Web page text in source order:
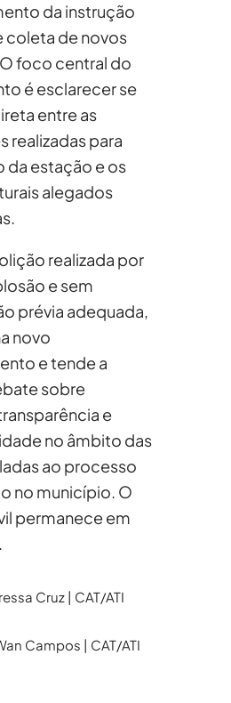
da instrução
coleta de novos
foco central do
é esclarecer se
entre as
realizadas para
da estação e os
alegados
realizada por
e sem
prévia adequada,
novo
e tende a
sobre
e
no âmbito das
ao processo
no município. O
permanece em
Cruz | CAT/ATI
Campos | CAT/ATI